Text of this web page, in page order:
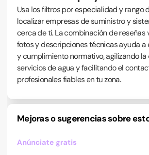
Usa los filtros por especialidad y rango
localizar empresas de suministro y
cerca de ti. La combinación de reseñas
fotos y descripciones técnicas ayuda a
y cumplimiento normativo, agilizando
servicios de agua y facilitando el
profesionales fiables en tu zona.
Mejoras o sugerencias sobre
Anúnciate gratis